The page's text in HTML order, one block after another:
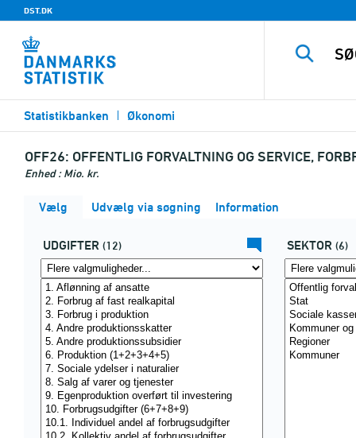
DST.DK
Statistikbanken Økonomi
OFF26: OFFENTLIG FORVALTNING OG SERVICE,
Enhed : Mio. kr.
Vælg Udvælg via søgning Information
UDGIFTER (12) SEKTOR (6)